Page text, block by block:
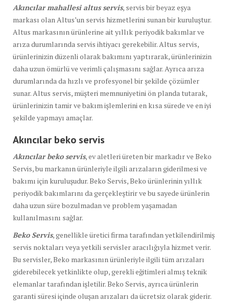
Akıncılar mahallesi altus servis, servis bir beyaz eşya
markası olan Altus’un servis hizmetlerini sunan bir kuruluştur.
Altus markasının ürünlerine ait yıllık periyodik bakımlar ve
arıza durumlarında servis ihtiyacı gerekebilir. Altus servis,
ürünlerinizin düzenli olarak bakımını yaptırarak, ürünlerinizin
daha uzun ömürlü ve verimli çalışmasını sağlar. Ayrıca arıza
durumlarında da hızlı ve profesyonel bir şekilde çözümler
sunar. Altus servis, müşteri memnuniyetini ön planda tutarak,
ürünlerinizin tamir ve bakım işlemlerini en kısa sürede ve en iyi
şekilde yapmayı amaçlar.
Akıncılar beko servis
Akıncılar beko servis, ev aletleri üreten bir markadır ve Beko
Servis, bu markanın ürünleriyle ilgili arızaların giderilmesi ve
bakımı için kuruluşudur. Beko Servis, Beko ürünlerinin yıllık
periyodik bakımlarını da gerçekleştirir ve bu sayede ürünlerin
daha uzun süre bozulmadan ve problem yaşamadan
kullanılmasını sağlar.
Beko Servis, genellikle üretici firma tarafından yetkilendirilmiş
servis noktaları veya yetkili servisler aracılığıyla hizmet verir.
Bu servisler, Beko markasının ürünleriyle ilgili tüm arızaları
giderebilecek yetkinlikte olup, gerekli eğitimleri almış teknik
elemanlar tarafından işletilir. Beko Servis, ayrıca ürünlerin
garanti süresi içinde oluşan arızaları da ücretsiz olarak giderir.